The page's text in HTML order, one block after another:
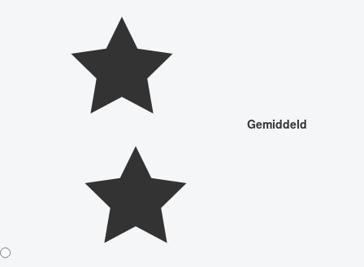
Gemiddeld